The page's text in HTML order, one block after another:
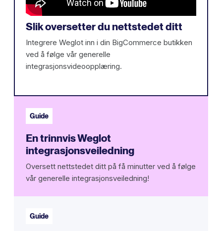
Slik oversetter du nettstedet ditt
Integrere Weglot inn i din BigCommerce butikken
ved å følge vår generelle
integrasjonsvideoopplæring.
Guide
En trinnvis Weglot
integrasjonsveiledning
Oversett nettstedet ditt på få minutter ved å følge
vår generelle integrasjonsveiledning!
Guide